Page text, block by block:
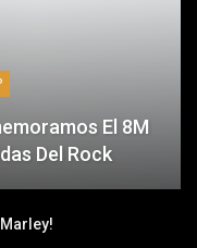
El 8M
Del Rock